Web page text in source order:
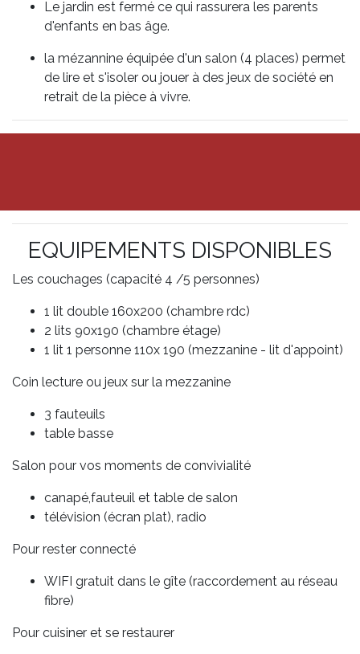
Le jardin est fermé ce qui rassurera les parents
d'enfants en bas âge.
la mézannine équipée d'un salon (4 places) permet
de lire et s'isoler ou jouer à des jeux de société en
retrait de la pièce à vivre.
EQUIPEMENTS DISPONIBLES
Les couchages (capacité 4 /5 personnes)
1 lit double 160x200 (chambre rdc)
2 lits 90x190 (chambre étage)
1 lit 1 personne 110x 190 (mezzanine - lit d'appoint)
Coin lecture ou jeux sur la mezzanine
3 fauteuils
table basse
Salon pour vos moments de convivialité
canapé,fauteuil et table de salon
télévision (écran plat), radio
Pour rester connecté
WIFI gratuit dans le gîte (raccordement au réseau
fibre)
Pour cuisiner et se restaurer